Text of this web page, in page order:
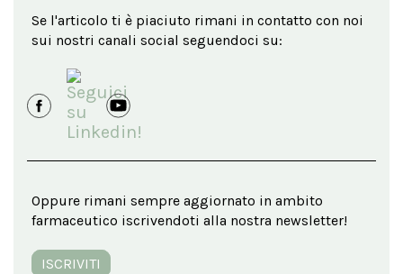
Se l'articolo ti è piaciuto rimani in contatto con noi
sui nostri canali social seguendoci su:
Oppure rimani sempre aggiornato in ambito
farmaceutico iscrivendoti alla nostra newsletter!
ISCRIVITI